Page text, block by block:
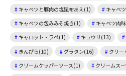
キャベツと豚肉の塩昆布あえ(1)
キャベ
キャベツの包みみそ焼き(1)
キャベツ肉
キャロット・ラペ(1)
キュウリ(13)
きんぴら(10)
グラタン(16) クリー
クリームケッパーソース(1)
クリームス